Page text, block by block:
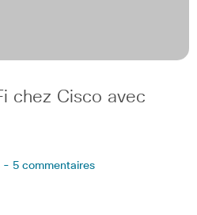
chez Cisco avec
- 5 commentaires